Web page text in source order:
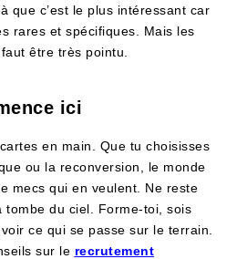
que c’est le plus intéressant car
rares et spécifiques. Mais les
être très pointu.
ici
en main. Que tu choisisses
ou la reconversion, le monde
mecs qui en veulent. Ne reste
tombe du ciel. Forme-toi, sois
ce qui se passe sur le terrain.
sur le recrutement